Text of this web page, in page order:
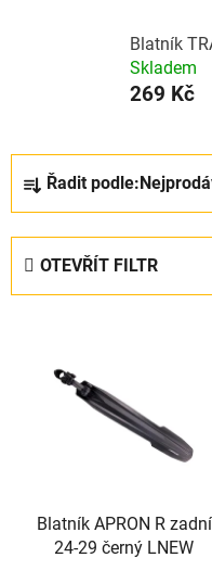
Blatník
Skladem
269 Kč
Ř
a
z
e
n
Řadit podle:
OTEVŘÍT FILTR
Blatník APRON R zadní
24-29 černý LNEW